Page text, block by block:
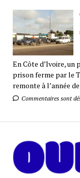
En Côte d’Ivoire, un
prison ferme par le
remonte à l’année
Commentaires sont